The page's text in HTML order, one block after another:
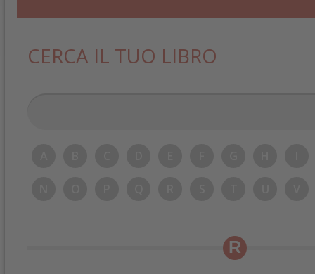
CERCA IL TUO LIBRO
R